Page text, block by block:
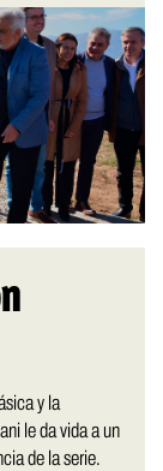
y la
le da vida a un
de la serie.